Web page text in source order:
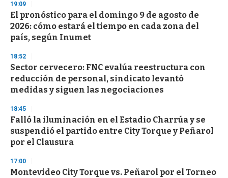
19:09
El pronóstico para el domingo 9 de agosto de
2026: cómo estará el tiempo en cada zona del
país, según Inumet
18:52
Sector cervecero: FNC evalúa reestructura con
reducción de personal, sindicato levantó
medidas y siguen las negociaciones
18:45
Falló la iluminación en el Estadio Charrúa y se
suspendió el partido entre City Torque y Peñarol
por el Clausura
17:00
Montevideo City Torque vs. Peñarol por el Torneo